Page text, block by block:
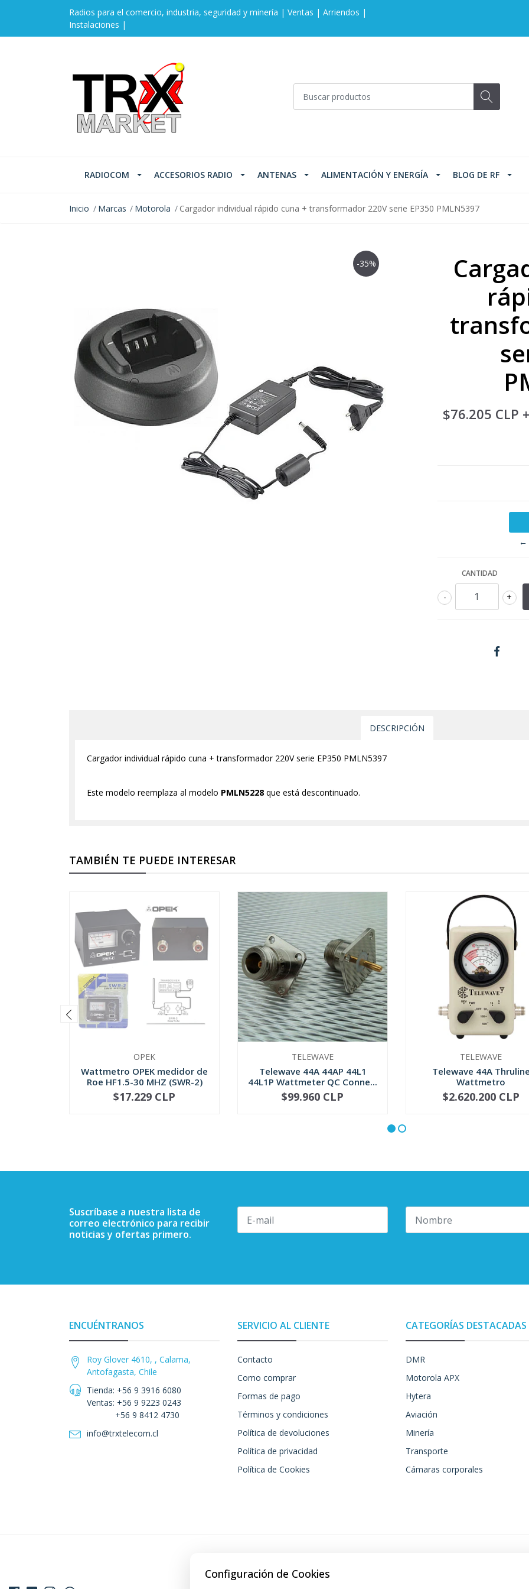
Radios para el comercio, industria, seguridad y minería | Ventas | Arriendos |
Instalaciones |
RADIOCOM ACCESORIOS RADIO ANTENAS ALIMENTACIÓN Y ENERGÍA BLOG DE RF
Inicio Marcas Motorola Cargador individual rápido cuna + transformador 220V serie EP350 PMLN5397
-35%
$76.205 CLP
←
CANTIDAD
+
-
DESCRIPCIÓN
Cargador individual rápido cuna + transformador 220V serie EP350 PMLN5397
Este modelo reemplaza al modelo PMLN5228 que está descontinuado.
TAMBIÉN TE PUEDE INTERESAR
OPEK
Wattmetro OPEK medidor de
Roe HF1.5-30 MHZ (SWR-2)
NO DISPONIBLE
$17.229 CLP
TELEWAVE
Telewave 44A 44AP 44L1
44L1P Wattmeter QC Conne...
+
$99.960 CLP
TELEWAVE
Telewave 44A
Wattmetro
+
$2.620.200 CLP
Suscríbase a nuestra lista de
correo electrónico para recibir
noticias y ofertas primero.
ENCUÉNTRANOS
Roy Glover 4610, , Calama,
Antofagasta, Chile
Tienda: +56 9 3916 6080
Ventas: +56 9 9223 0243
+56 9 8412 4730
info@trxtelecom.cl
SERVICIO AL CLIENTE
Contacto
Como comprar
Formas de pago
Términos y condiciones
Política de devoluciones
Política de privacidad
Política de Cookies
CATEGORÍAS DESTACADAS
DMR
Motorola APX
Hytera
Aviación
Minería
Transporte
Cámaras corporales
Configuración de Cookies